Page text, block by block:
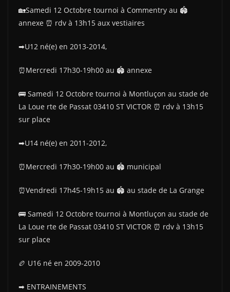
🏡Samedi 12 Octobre tournoi à Commentry au 🏟
annexe ⏰ rdv à 13h15 aux vestiaires
➡U12 né(e) en 2013-2014,
⏰Mercredi 17h30-19h00 au 🏟 annexe
🚌 Samedi 12 Octobre tournoi à Montluçon au stade de
La Loue rte de Passat 03410 ST VICTOR ⏰ rdv à 13h15
sur place
➡U14 né(e) en 2011-2012,
⏰Mercredi 17h30-19h00 au 🏟 municipal
⏰Vendredi 17h45-19h15 au 🏟 au stade de La Grange
🚌 Samedi 12 Octobre tournoi à Montluçon au stade de
La Loue rte de Passat 03410 ST VICTOR ⏰ rdv à 13h15
sur place
🏉 U16 né en 2009-2010
➡ ENTRAINEMENTS